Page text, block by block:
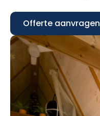
Offerte aanvragen